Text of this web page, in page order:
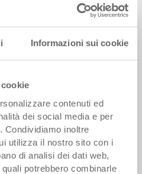
Informazioni sui cookie
contenuti ed
dei social media e per
Condividiamo inoltre
utilizza il nostro sito con i
di analisi dei dati web,
potrebbero combinarle
immagine simile
ordinato online:Richiedi